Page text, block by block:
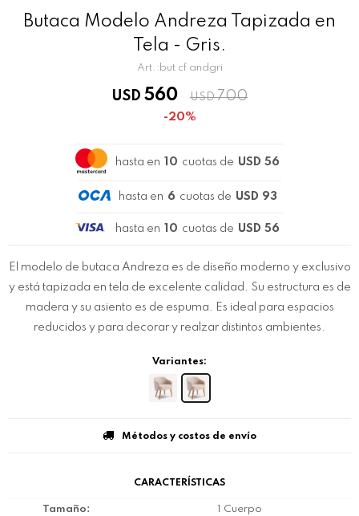
Butaca Modelo Andreza Tapizada en
Tela - Gris.
but cf andgri
USD 560 USD 700
20
hasta en 10 cuotas de USD 56
hasta en 6 cuotas de USD 93
hasta en 10 cuotas de USD 56
El modelo de butaca Andreza es de diseño moderno y exclusivo
y está tapizada en tela de excelente calidad. Su estructura es de
madera y su asiento es de espuma. Es ideal para espacios
reducidos y para decorar y realzar distintos ambientes.
Variantes:
Métodos y costos de envío
CARACTERÍSTICAS
Tamaño 1 Cuerpo